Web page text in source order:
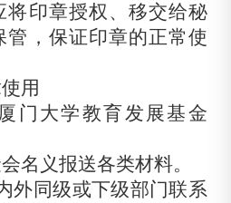
将印章授权、移交给秘
管，保证印章的正常使
用
门大学教育发展基金
名义报送各类材料。
外同级或下级部门联系